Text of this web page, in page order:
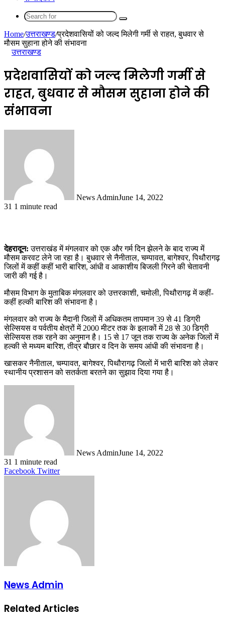
Search
for
Home/उत्तराखण्ड/प्रदेशवासियों को जल्द मिलेगी गर्मी से राहत, बुधवार से
मौसम सुहाना होने की संभावना
उत्तराखण्ड
प्रदेशवासियों को जल्द मिलेगी गर्मी से
राहत, बुधवार से मौसम सुहाना होने की
संभावना
News AdminJune 14, 2022
31 1 minute read
देहरादून: उत्तराखंड में मंगलवार को एक और गर्म दिन झेलने के बाद राज्य में
मौसम करवट लेने जा रहा है। बुधवार से नैनीताल, चम्पावत, बागेश्वर, पिथौरागढ़
जिलों में कहीं कहीं भारी बारिश, आंधी व आकाशीय बिजली गिरने की चेतावनी
जारी की गई है।
मौसम विभाग के मुताबिक मंगलवार को उत्तरकाशी, चमोली, पिथौरागढ़ में कहीं-
कहीं हल्की बारिश की संभावना है।
मंगलवार को राज्य के मैदानी जिलों में अधिकतम तापमान 39 से 41 डिग्री
सेल्सियस व पर्वतीय क्षेत्रों में 2000 मीटर तक के इलाकों में 28 से 30 डिग्री
सेल्सियस तक रहने का अनुमान है। 15 से 17 जून तक राज्य के अनेक जिलों में
हल्की से मध्यम बारिश, तीव्र बौछार व दिन के समय आंधी की संभावना है।
खासकर नैनीताल, चम्पावत, बागेश्वर, पिथौरागढ़ जिलों में भारी बारिश को लेकर
स्थानीय प्रशासन को सतर्कता बरतने का सुझाव दिया गया है।
News AdminJune 14, 2022
31 1 minute read
Facebook TwitterLinkedIn
Tumblr
Pinterest
Reddit
VKontakte
Share
Print
News Admin
Related Articles